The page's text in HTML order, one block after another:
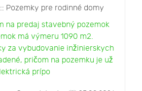
Pozemky pre rodinné domy
na predaj stavebný pozemok
má výmeru 1090 m2.
za vybudovanie inžinierskych
pričom na pozemku je už
prípo